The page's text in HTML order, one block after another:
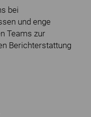
bei
und enge
Teams zur
Berichterstattung